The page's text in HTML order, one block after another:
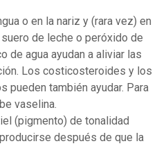
o en la nariz y (rara vez) en
de leche o peróxido de
de agua ayudan a aliviar las
Los costicosteroides y los
pueden también ayudar. Para
vaselina.
(pigmento) de tonalidad
después de que la